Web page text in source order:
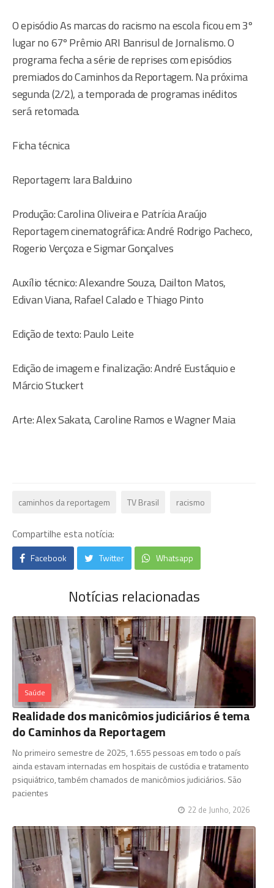
O episódio As marcas do racismo na escola ficou em 3º
lugar no 67º Prêmio ARI Banrisul de Jornalismo. O
programa fecha a série de reprises com episódios
premiados do Caminhos da Reportagem. Na próxima
segunda (2/2), a temporada de programas inéditos
será retomada.
Ficha técnica
Reportagem: Iara Balduino
Produção: Carolina Oliveira e Patrícia Araújo
Reportagem cinematográfica: André Rodrigo Pacheco,
Rogerio Verçoza e Sigmar Gonçalves
Auxílio técnico: Alexandre Souza, Dailton Matos,
Edivan Viana, Rafael Calado e Thiago Pinto
Edição de texto: Paulo Leite
Edição de imagem e finalização: André Eustáquio e
Márcio Stuckert
Arte: Alex Sakata, Caroline Ramos e Wagner Maia
caminhos da reportagem TV Brasil racismo
Compartilhe esta notícia:
Facebook Twitter Whatsapp
Notícias relacionadas
Saúde
Realidade dos manicômios judiciários é tema
do Caminhos da Reportagem
No primeiro semestre de 2025, 1.655 pessoas em todo o país
ainda estavam internadas em hospitais de custódia e tratamento
psiquiátrico, também chamados de manicômios judiciários. São
pacientes
22 de Junho, 2026